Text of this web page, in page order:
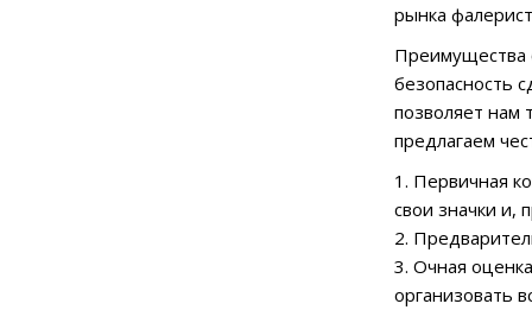
рынка
Преимущества
безопасность
позволяет нам
предлагаем
1. Первичная
свои значки и,
2.
3. Очная
организовать